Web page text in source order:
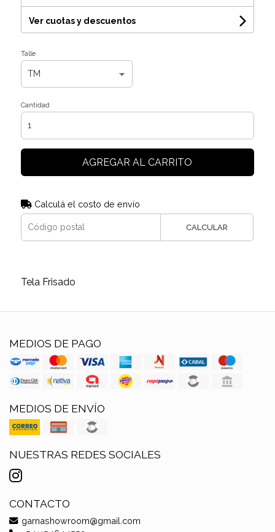
Ver cuotas y descuentos
Talle
Cantidad
AGREGAR AL CARRITO
Calculá el costo de envío
CALCULAR
Tela Frisado
MEDIOS DE PAGO
MEDIOS DE ENVÍO
NUESTRAS REDES SOCIALES
CONTACTO
garnashowroom@gmail.com